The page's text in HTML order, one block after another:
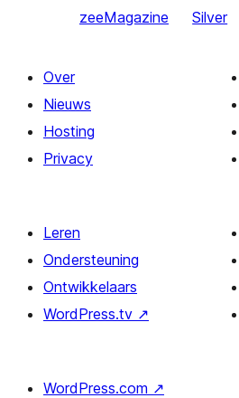
zeeMagazine
Silver
Over
Nieuws
Hosting
Privacy
Leren
Ondersteuning
Ontwikkelaars
WordPress.tv ↗
WordPress.com ↗